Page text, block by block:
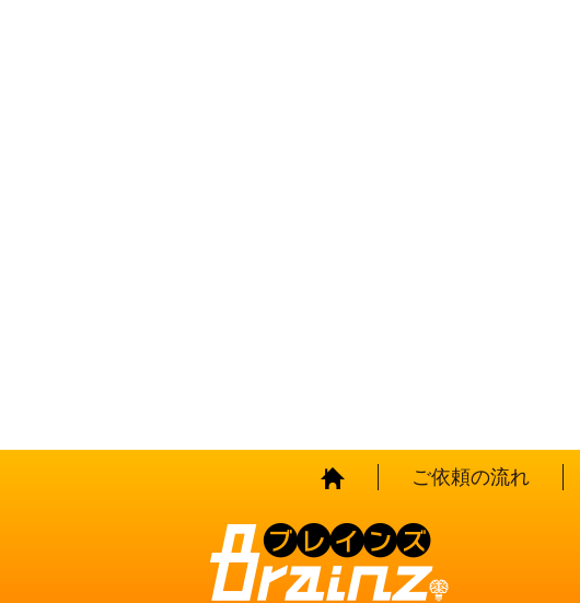
HOME ご依頼の流れ